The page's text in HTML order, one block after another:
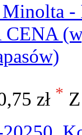
-
CENA
zł *